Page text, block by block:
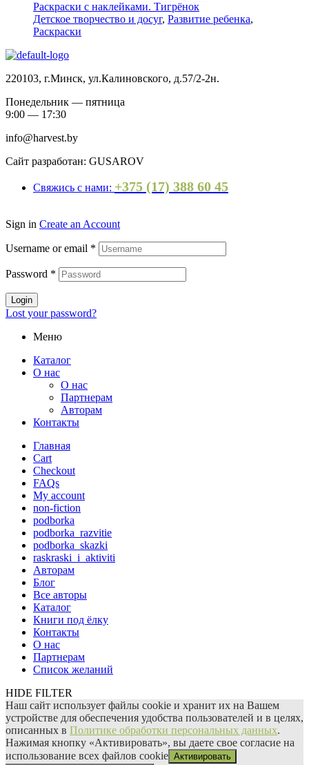
Раскраски с наклейками. Тигрёнок
Детское творчество и досуг, Развитие ребенка,
Раскраски
220103, г.Минск, ул.Калиновского, д.57/2-2н.
Понедельник — пятница
9:00 — 17:30
info@harvest.by
Сайт разработан: GUSAROV
Свяжись с нами: +375 (17) 388 60 45
Sign in Create an Account
Username or email *
Password *
Login
Lost your password?
Меню
Каталог
О нас
О нас
Партнерам
Авторам
Контакты
Главная
Cart
Checkout
FAQs
My account
non-fiction
podborka
podborka_razvitie
podborka_skazki
raskraski_i_aktiviti
Авторам
Блог
Все авторы
Каталог
Книги под ёлку
Контакты
О нас
Партнерам
Список желаний
HIDE FILTER
Наш сайт использует файлы сооkіе и хранит их на Вашем
устройстве для обеспечения удобства пользователей и в целях,
описанных в Политике обработки персональных данных.
Нажимая кнопку «Активировать», вы даете свое согласие на
использование всех файлов сооkіе Активировать